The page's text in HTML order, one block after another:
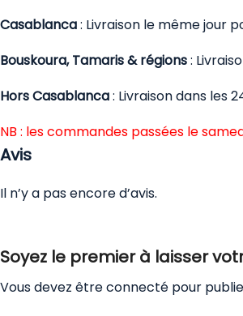
Casablanca: Livraison le même jour
Bouskoura, Tamaris & régions:
Hors Casablanca: Livraison dans les
NB : les commandes passées le
Avis
Il n’y a pas encore d’avis.
Soyez le premier à laisser
Vous devez êtreconnecté pour